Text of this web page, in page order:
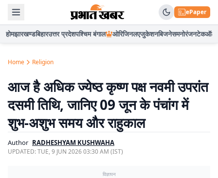
ePaper
होमझारखण्डबिहारउत्तर प्रदेशपश्चिम बंगाल ओरिजिनलएजुकेशनबिजनेसमनोरंजनटेकऑटो
Home Religion
आज है अधिक ज्येष्ठ कृष्ण पक्ष नवमी उपरांत
दसमी तिथि, जानिए 09 जून के पंचांग में
शुभ-अशुभ समय और राहुकाल
Author RADHESHYAM KUSHWAHA
UPDATED:TUE, 9 JUN 2026 03:30 AM (IST)
विज्ञापन